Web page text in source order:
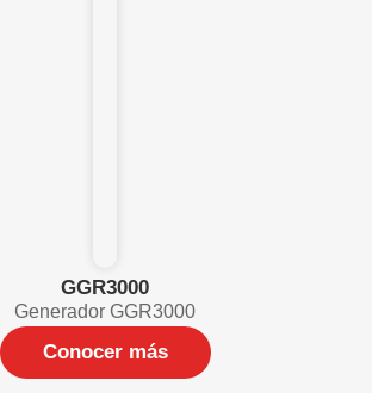
GGR3000
Generador GGR3000
Conocer más